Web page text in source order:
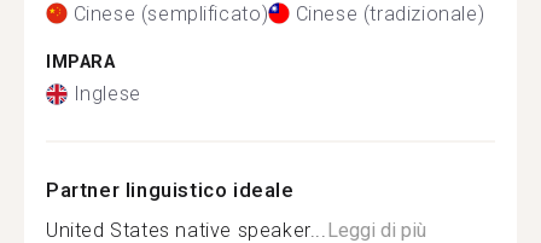
Cinese (semplificato) Cinese (tradizionale)
IMPARA
Inglese
Partner linguistico ideale
United States native speaker...Leggi di più